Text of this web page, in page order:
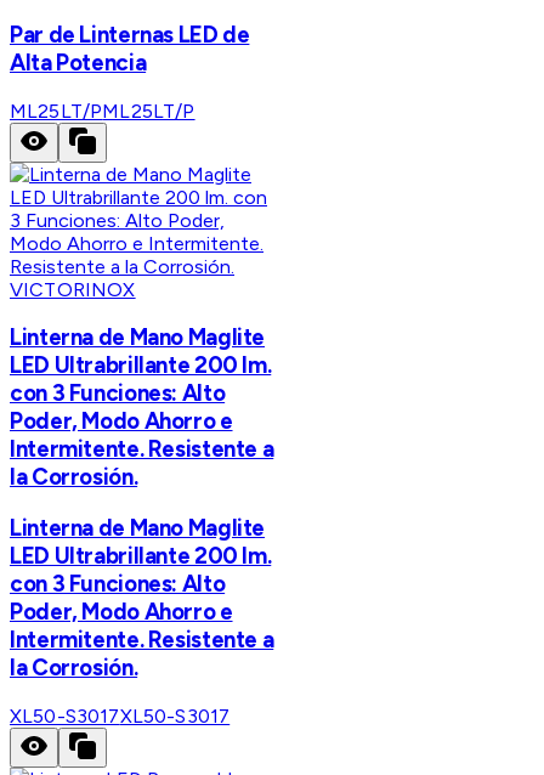
Par de Linternas LED de
Alta Potencia
ML25LT/PML25LT/P
VICTORINOX
Linterna de Mano Maglite
LED Ultrabrillante 200 lm.
con 3 Funciones: Alto
Poder, Modo Ahorro e
Intermitente. Resistente a
la Corrosión.
Linterna de Mano Maglite
LED Ultrabrillante 200 lm.
con 3 Funciones: Alto
Poder, Modo Ahorro e
Intermitente. Resistente a
la Corrosión.
XL50-S3017XL50-S3017